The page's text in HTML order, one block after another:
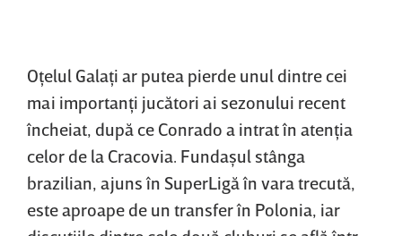
Oţelul Galaţi ar putea pierde unul dintre cei
mai importanţi jucători ai sezonului recent
încheiat, după ce Conrado a intrat în atenţia
celor de la Cracovia. Fundaşul stânga
brazilian, ajuns în SuperLigă în vara trecută,
este aproape de un transfer în Polonia, iar